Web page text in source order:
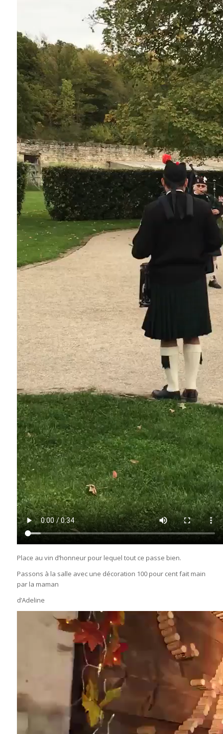
Place au vin d’honneur pour lequel tout ce passe bien.
Passons à la salle avec une décoration 100 pour cent fait main
par la maman
d’Adeline